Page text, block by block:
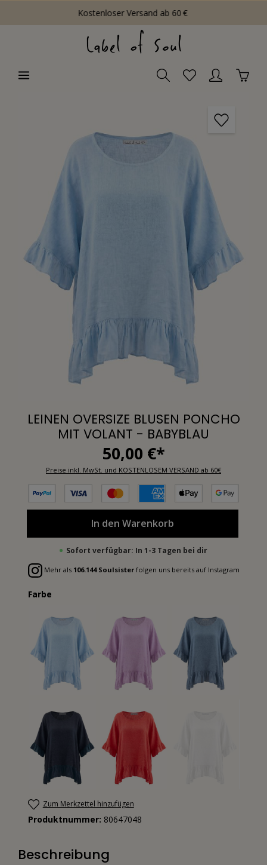
Kostenloser Versand ab 60 €
LEINEN OVERSIZE BLUSEN PONCHO
MIT VOLANT - BABYBLAU
50,00 €*
Preise inkl. MwSt. und KOSTENLOSEM VERSAND ab 60€
In den Warenkorb
Sofort verfügbar: In 1-3 Tagen bei dir
Mehr als 106.144 Soulsisterfolgen uns bereits auf Instagram
Farbe
Zum Merkzettel hinzufügen
Produktnummer: 80647048
Beschreibung